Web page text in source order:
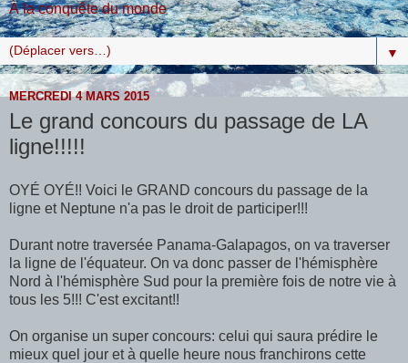
À la conquête du monde
▼
MERCREDI 4 MARS 2015
Le grand concours du passage de LA
ligne!!!!!
OYÉ OYÉ!! Voici le GRAND concours du passage de la
ligne et Neptune n'a pas le droit de participer!!!
Durant notre traversée Panama-Galapagos, on va traverser
la ligne de l'équateur. On va donc passer de l'hémisphère
Nord à l'hémisphère Sud pour la première fois de notre vie à
tous les 5!!! C'est excitant!!
On organise un super concours: celui qui saura prédire le
mieux quel jour et à quelle heure nous franchirons cette